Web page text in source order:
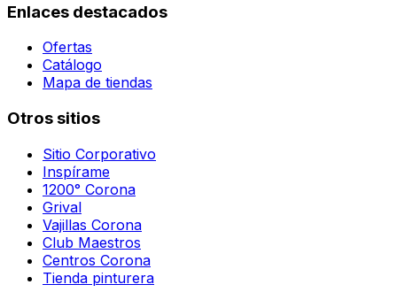
Enlaces destacados
Ofertas
Catálogo
Mapa de tiendas
Otros sitios
Sitio Corporativo
Inspírame
1200° Corona
Grival
Vajillas Corona
Club Maestros
Centros Corona
Tienda pinturera